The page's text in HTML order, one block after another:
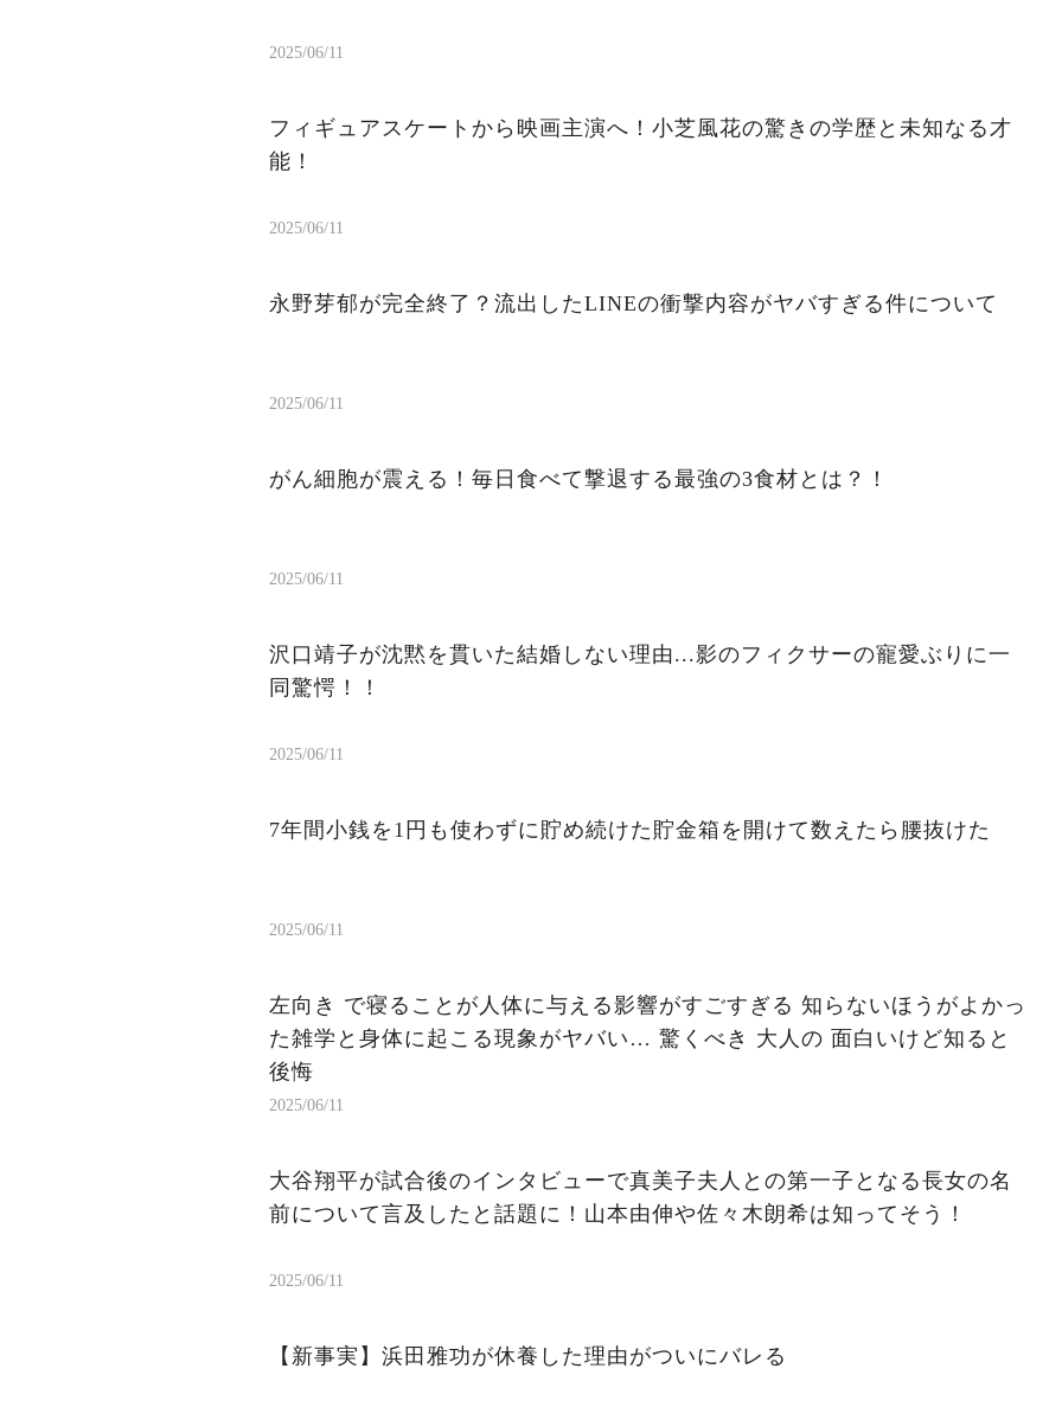
2025/06/11
フィギュアスケートから映画主演へ！小芝風花の驚きの学歴と未知なる才
能！
2025/06/11
永野芽郁が完全終了？流出したLINEの衝撃内容がヤバすぎる件について
2025/06/11
がん細胞が震える！毎日食べて撃退する最強の3食材とは？！
2025/06/11
沢口靖子が沈黙を貫いた結婚しない理由...影のフィクサーの寵愛ぶりに一
同驚愕！！
2025/06/11
7年間小銭を1円も使わずに貯め続けた貯金箱を開けて数えたら腰抜けた
2025/06/11
左向き で寝ることが人体に与える影響がすごすぎる 知らないほうがよかっ
た雑学と身体に起こる現象がヤバい… 驚くべき 大人の 面白いけど知ると
後悔
2025/06/11
大谷翔平が試合後のインタビューで真美子夫人との第一子となる長女の名
前について言及したと話題に！山本由伸や佐々木朗希は知ってそう！
2025/06/11
【新事実】浜田雅功が休養した理由がついにバレる